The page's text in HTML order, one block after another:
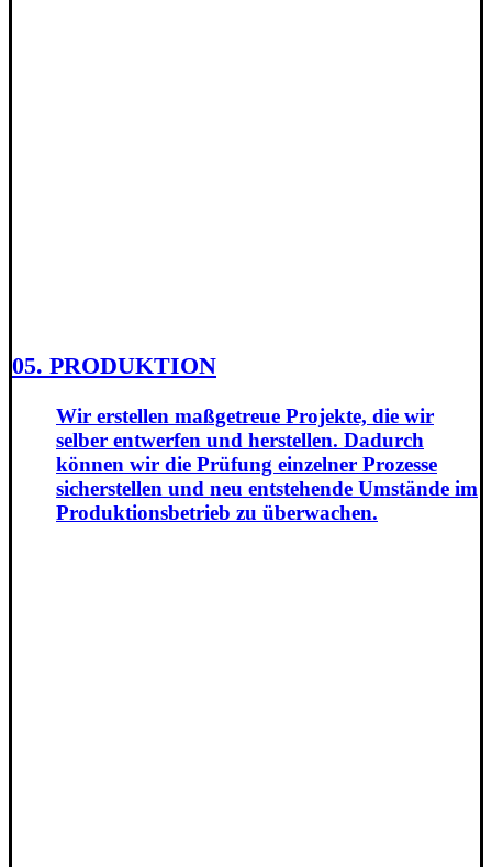
05. PRODUKTION
Wir erstellen maßgetreue Projekte, die wir
selber entwerfen und herstellen. Dadurch
können wir die Prüfung einzelner Prozesse
sicherstellen und neu entstehende Umstände im
Produktionsbetrieb zu überwachen.